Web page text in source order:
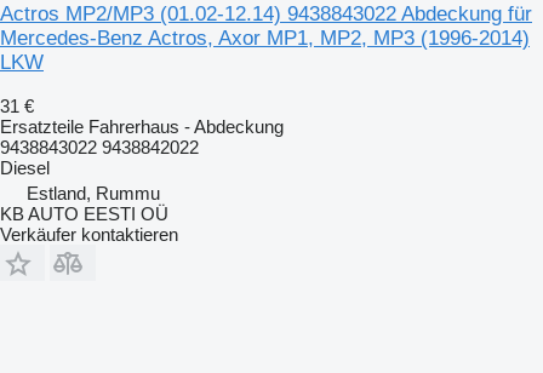
Actros MP2/MP3 (01.02-12.14) 9438843022 Abdeckung für
Mercedes-Benz Actros, Axor MP1, MP2, MP3 (1996-2014)
LKW
31 €
Ersatzteile Fahrerhaus - Abdeckung
9438843022 9438842022
Diesel
Estland, Rummu
KB AUTO EESTI OÜ
Verkäufer kontaktieren